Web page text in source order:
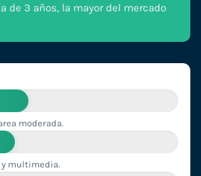
de 3 años, la mayor del mercado
moderada.
y multimedia.